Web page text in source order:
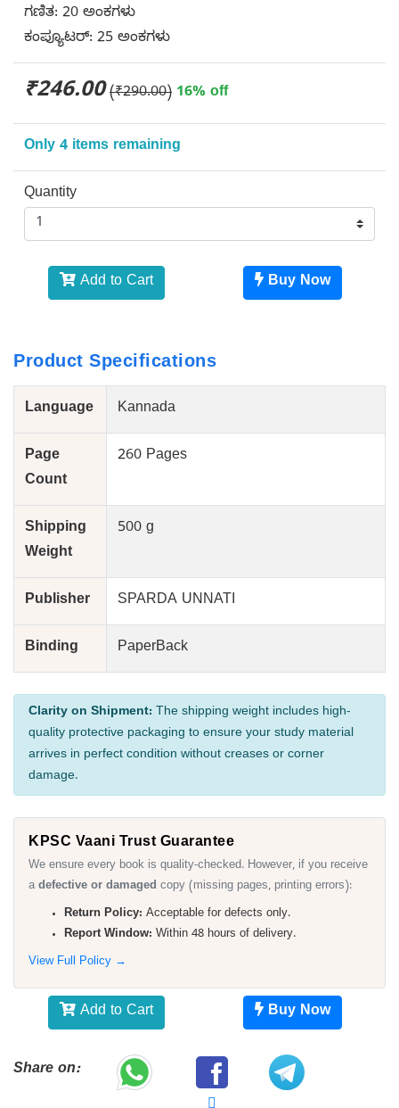
ಗಣಿತ: 20 ಅಂಕಗಳು
ಕಂಪ್ಯೂಟರ್: 25 ಅಂಕಗಳು
₹246.00 (₹290.00) 16% off
Only 4 items remaining
Quantity
Add to Cart Buy Now
Product Specifications
Language Kannada
Page
Count
260 Pages
Shipping
Weight
500 g
Publisher SPARDA UNNATI
Binding PaperBack
Clarity on Shipment: The shipping weight includes high-
quality protective packaging to ensure your study material
arrives in perfect condition without creases or corner
damage.
KPSC Vaani Trust Guarantee
We ensure every book is quality-checked. However, if you receive
adefective or damaged copy (missing pages, printing errors):
Return Policy: Acceptable for defects only.
Report Window: Within 48 hours of delivery.
View Full Policy →
Add to Cart Buy Now
Share on: